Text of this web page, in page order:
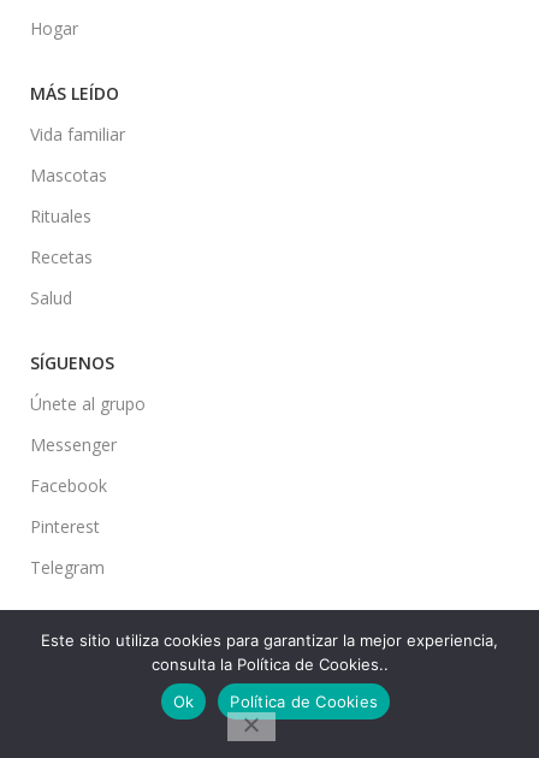
Hogar
MÁS LEÍDO
Vida familiar
Mascotas
Rituales
Recetas
Salud
SÍGUENOS
Únete al grupo
Messenger
Facebook
Pinterest
Telegram
2022 Created ByCMS. Premium Blog Solutions.
Este sitio utiliza cookies para garantizar la mejor experiencia,
consulta la Política de Cookies..
Ok
Política de Cookies